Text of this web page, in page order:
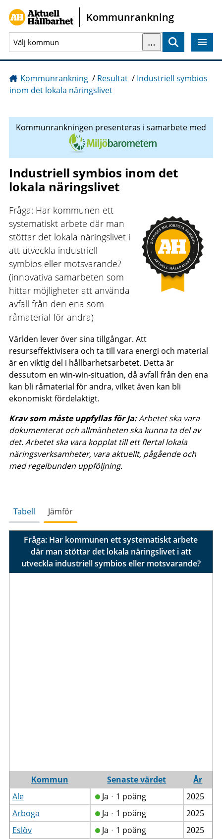
Gå direkt till sidans innehåll
Kommunrankning
…
Kommunrankning / Resultat / Industriell symbios
inom det lokala näringslivet
Kommunrankningen presenteras i samarbete med
Industriell symbios inom det
lokala näringslivet
Fråga: Har kommunen ett
systematiskt arbete där man
stöttar det lokala näringslivet i
att utveckla industriell
symbios eller motsvarande?
(innovativa samarbeten som
hittar möjligheter att använda
avfall från den ena som
råmaterial för andra)
Världen lever över sina tillgångar. Att
resurseffektivisera och ta till vara energi och material
är en viktig del i hållbarhetsarbetet. Detta är
dessutom en win-win-situation, då avfall från den ena
kan bli råmaterial för andra, vilket även kan bli
ekonomiskt fördelaktigt.
Krav som måste uppfyllas för Ja:Arbetet ska vara
dokumenterat och allmänheten ska kunna ta del av
det. Arbetet ska vara kopplat till ett flertal lokala
näringsverksamheter, vara aktuellt, pågående och
med regelbunden uppföljning.
Tabell Jämför
Fråga: Har kommunen ett systematiskt arbete
där man stöttar det lokala näringslivet i att
utveckla industriell symbios eller motsvarande?
Kommun Senaste värdet
År
Ale
Jaᆞ1 poäng
2025
Arboga
Jaᆞ1 poäng
2025
Eslöv
Jaᆞ1 poäng
2025